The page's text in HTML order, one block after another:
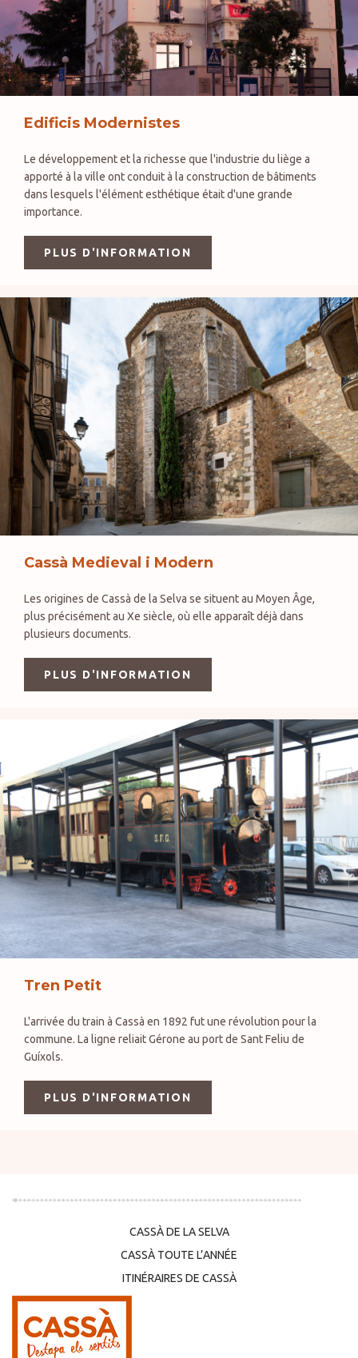
Edificis Modernistes
Le développement et la richesse que l'industrie du liège a
apporté à la ville ont conduit à la construction de bâtiments
dans lesquels l'élément esthétique était d'une grande
importance.
PLUS D'INFORMATION
Cassà Medieval i Modern
Les origines de Cassà de la Selva se situent au Moyen Âge,
plus précisément au Xe siècle, où elle apparaît déjà dans
plusieurs documents.
PLUS D'INFORMATION
Tren Petit
L'arrivée du train à Cassà en 1892 fut une révolution pour la
commune. La ligne reliait Gérone au port de Sant Feliu de
Guíxols.
PLUS D'INFORMATION
CASSÀ DE LA SELVA
CASSÀ TOUTE L’ANNÉE
ITINÉRAIRES DE CASSÀ